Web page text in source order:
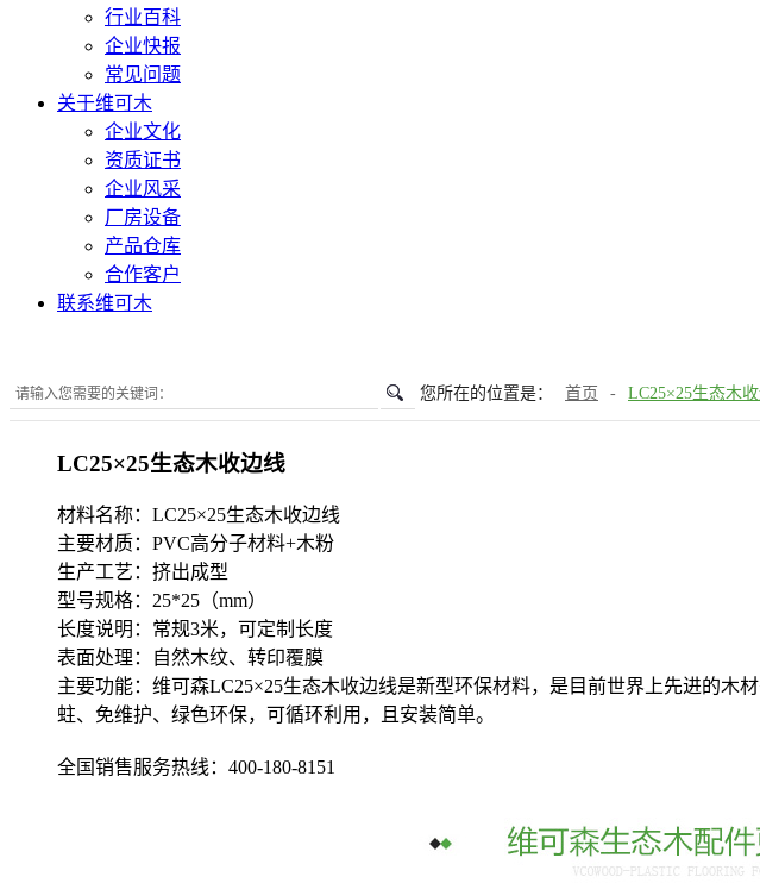
行业百科
企业快报
常见问题
关于维可木
企业文化
资质证书
企业风采
厂房设备
产品仓库
合作客户
联系维可木
您所在的位置是： 首页 - LC25×25生态木
LC25×25生态木收边线
材料名称：LC25×25生态木收边线
主要材质：PVC高分子材料+木粉
生产工艺：挤出成型
型号规格：25*25（mm）
长度说明：常规3米，可定制长度
表面处理：自然木纹、转印覆膜
主要功能：维可森LC25×25生态木收边线是新型环保材料，是目前世界上先进的
蛀、免维护、绿色环保，可循环利用，且安装简单。
全国销售服务热线： 400-180-8151